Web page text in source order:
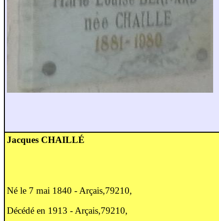
Jacques CHAILLÉ
Né le 7 mai 1840 - Arçais,79210,
Décédé en 1913 - Arçais,79210,